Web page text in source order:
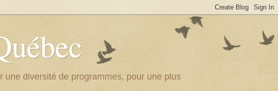
diversité de programmes, pour une plus